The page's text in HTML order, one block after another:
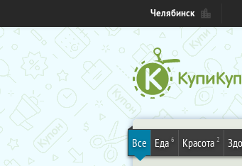
Челябинск
Все Еда 6 Красота 2